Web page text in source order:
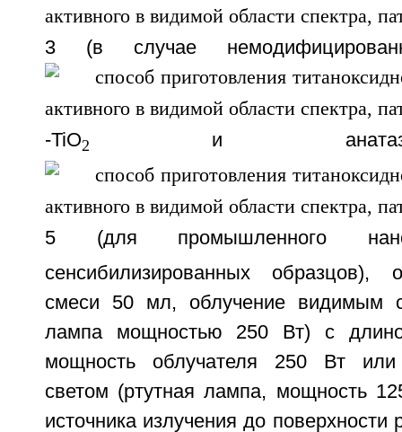
3 (в случае
-TiO2 и
5 (для промышленного
сенсибилизированных образцов),
смеси 50 мл, облучение видимым
лампа мощностью 250 Вт) с
мощность облучателя 250 Вт или
светом (ртутная лампа, мощность
источника излучения до поверхности